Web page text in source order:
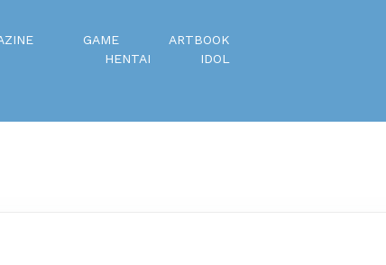
GAME
ARTBOOK
HENTAI
IDOL